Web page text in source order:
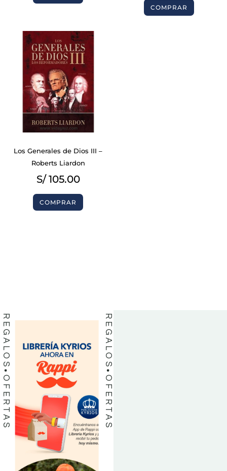
COMPRAR
Los Generales de Dios III –
Roberts Liardon
S/105.00
COMPRAR
REGALOS
OFERTAS
REGALOS
OFERTAS